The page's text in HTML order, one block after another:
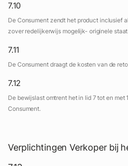
7.10
De Consument zendt het product inclusief
zover redelijkerwijs mogelijk- originele
7.11
De Consument draagt de kosten van de
7.12
De bewijslast omtrent het in lid 7 tot en met
Consument.
Verplichtingen Verkoper bij